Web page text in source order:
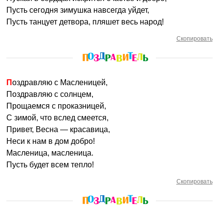
Пусть сегодня зимушка навсегда уйдет,
Пусть танцует детвора, пляшет весь народ!
Скопировать
Поздравляю с Масленицей,
Поздравляю с солнцем,
Прощаемся с проказницей,
С зимой, что вслед смеется,
Привет, Весна — красавица,
Неси к нам в дом добро!
Масленица, масленица.
Пусть будет всем тепло!
Скопировать